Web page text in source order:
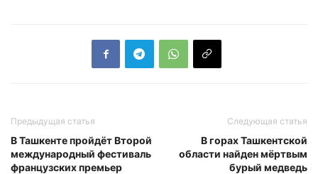
Предыдущая статья
В Ташкенте пройдёт Второй
международный фестиваль
французских премьер
Следующая статья
В горах Ташкентской
области найден мёртвым
бурый медведь